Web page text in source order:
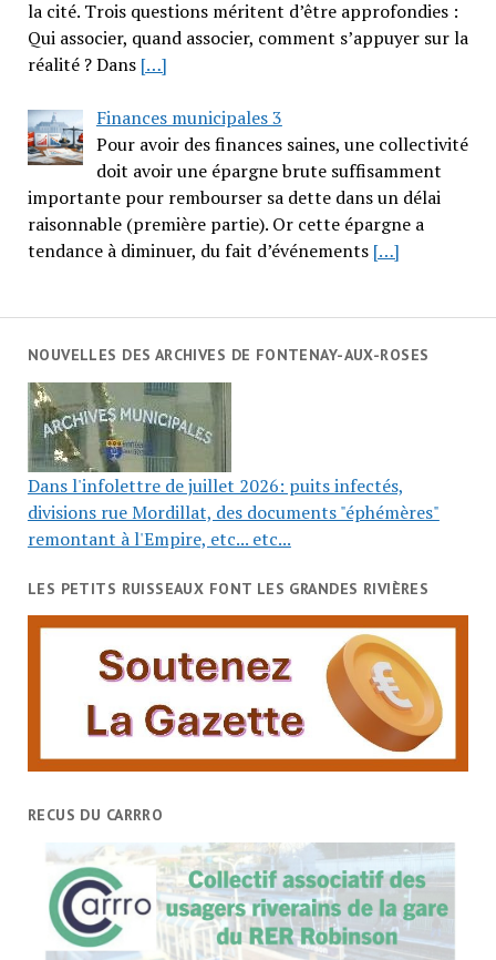
la cité. Trois questions méritent d’être approfondies :
Qui associer, quand associer, comment s’appuyer sur la
réalité ? Dans […]
Finances municipales 3
Pour avoir des finances saines, une collectivité
doit avoir une épargne brute suffisamment
importante pour rembourser sa dette dans un délai
raisonnable (première partie). Or cette épargne a
tendance à diminuer, du fait d’événements […]
NOUVELLES DES ARCHIVES DE FONTENAY-AUX-ROSES
Dans l'infolettre de juillet 2026: puits infectés,
divisions rue Mordillat, des documents "éphémères"
remontant à l'Empire, etc... etc...
LES PETITS RUISSEAUX FONT LES GRANDES RIVIÈRES
RECUS DU CARRRO